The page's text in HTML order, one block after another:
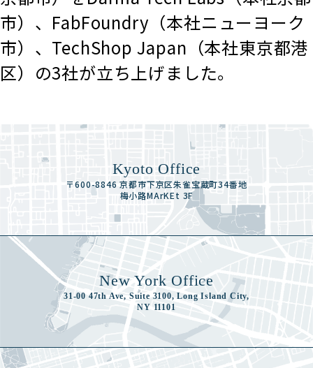
市）、FabFoundry（本社ニューヨーク
市）、TechShop Japan（本社東京都港
区）の3社が立ち上げました。
Kyoto Office
〒600-8846 京都市下京区朱雀宝蔵町34番地
梅小路MArKEt 3F
New York Office
31-00 47th Ave, Suite 3100, Long Island City,
NY 11101